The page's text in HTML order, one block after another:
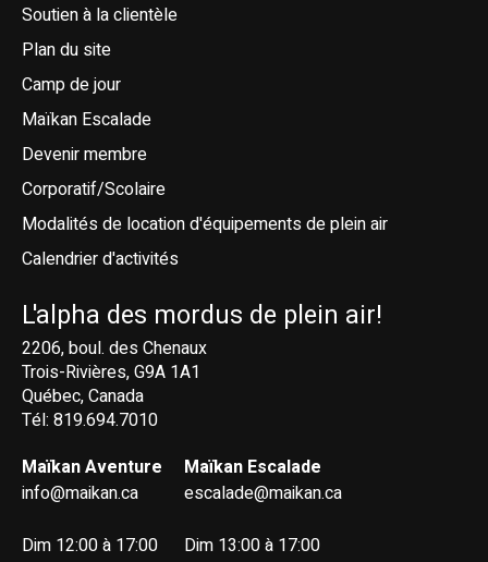
Soutien à la clientèle
Plan du site
Camp de jour
Maïkan Escalade
Devenir membre
Corporatif/Scolaire
Modalités de location d'équipements de plein air
Calendrier d'activités
L'alpha des mordus de plein air!
2206, boul. des Chenaux
Trois-Rivières, G9A 1A1
Québec, Canada
Tél: 819.694.7010
Maïkan Aventure
info@maikan.ca
Dim 12:00 à 17:00
Maïkan Escalade
escalade@maikan.ca
Dim 13:00 à 17:00